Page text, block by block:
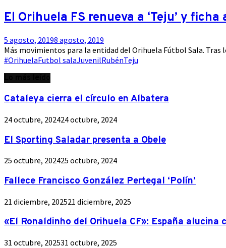
El Orihuela FS renueva a ‘Teju’ y
5 agosto, 20198 agosto, 2019
Más movimientos para la entidad del Orihuela Fútbol Sala.
#OrihuelaFutbol salaJuvenilRubénTeju
Cataleya cierra el círculo en Albatera
24 octubre, 202424 octubre, 2024
El Sporting Saladar presenta a Obele
25 octubre, 202425 octubre, 2024
Fallece Francisco González Pertegal ‘Polín’
21 diciembre, 202521 diciembre, 2025
«El Ronaldinho del Orihuela CF»: España alucina
31 octubre, 202531 octubre, 2025